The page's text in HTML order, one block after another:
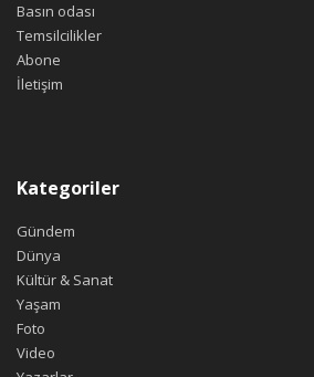
Basın odası
Temsilcilikler
Abone
İletişim
Kategoriler
Gündem
Dünya
Kültür & Sanat
Yaşam
Foto
Video